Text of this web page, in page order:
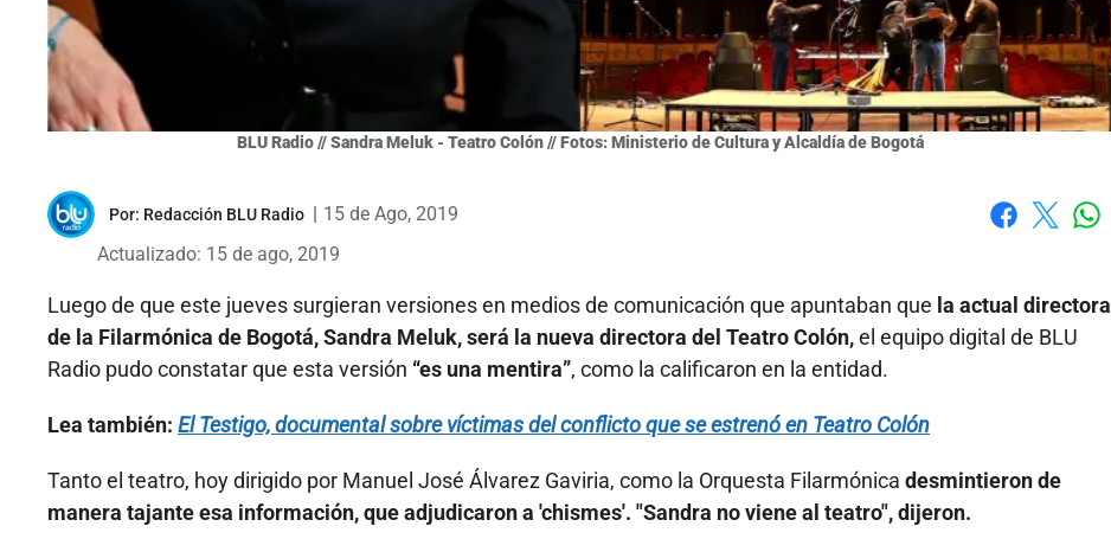
BLU Radio // Sandra Meluk - Teatro Colón // Fotos: Ministerio de Cultura y Alcaldía de Bogotá
Por: Redacción BLU Radio
15 de Ago, 2019
Actualizado: 15 de ago, 2019
Luego de que este jueves surgieran versiones en medios de comunicación que apuntaban que la actual directora
de la Filarmónica de Bogotá, Sandra Meluk, será la nueva directora del Teatro Colón,el equipo digital de BLU
Radio pudo constatar que esta versión “es una mentira”, como la calificaron en la entidad.
Lea también: El Testigo, documental sobre víctimas del conflicto que se estrenó en Teatro Colón
Tanto el teatro, hoy dirigido por Manuel José Álvarez Gaviria, como la Orquesta Filarmónica desmintieron de
manera tajante esa información, que adjudicaron a 'chismes'. "Sandra no viene al teatro", dijeron.